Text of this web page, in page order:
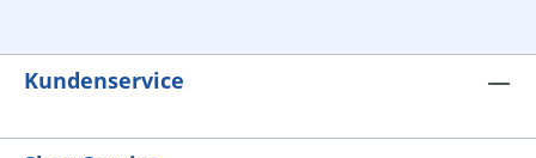
Kundenservice